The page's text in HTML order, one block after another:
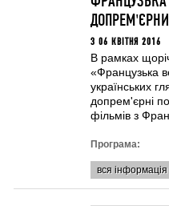
З 06 КВІТНЯ 2016
В рамках
«Французька
українських
допрем'єрні
фільмів з
Програма:
вся